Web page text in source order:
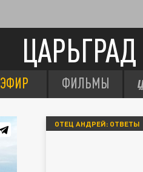
ЦАРЬГРАД
ЭФИР ФИЛЬМЫ
ОТЕЦ АНДРЕЙ: ОТВЕТЫ